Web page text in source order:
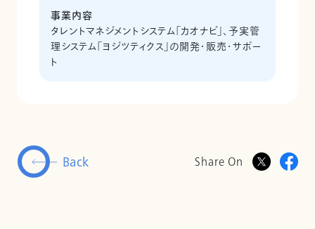
事業内容
タレントマネジメントシステム「カオナビ」、予実管
理システム「ヨジツティクス」の開発・販売・サポー
ト
Back Share On